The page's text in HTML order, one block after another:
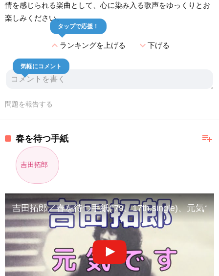
情を感じられる楽曲として、心に染み入る歌声をゆっくりとお
楽しみください。
expand_lessランキングを上げる
タップで応援！
expand_more下げる
気軽にコメント
問題を報告する
playlist_add
春を待つ手紙
吉田拓郎
吉田拓郎／春を待つ手紙(’79、17th.single)、元気で